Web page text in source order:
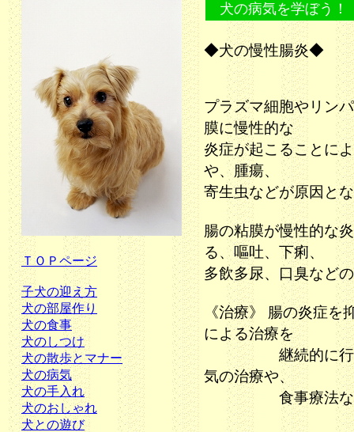
犬の病気を学ぼう！
◆犬の慢性腸炎◆
プラズマ細胞やリン
膜に慢性的な
炎症が起こることに
や、腫瘍、
寄生虫などが原因と
腸の粘膜が慢性的な
る、嘔吐、下痢、
多飲多尿、口臭など
《治療》 腸の炎症
による治療を
継続的に行うと
気の治療や、
食事療法など
ＴＯＰページ
子犬の迎え方
犬の部屋作り
犬の食事
犬のしつけ
犬の散歩とマナー
犬の病気
犬の手入れ
犬のおしゃれ
犬との遊び